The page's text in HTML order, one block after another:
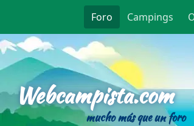
Foro Campings
Webcampista.com
mucho más que un foro